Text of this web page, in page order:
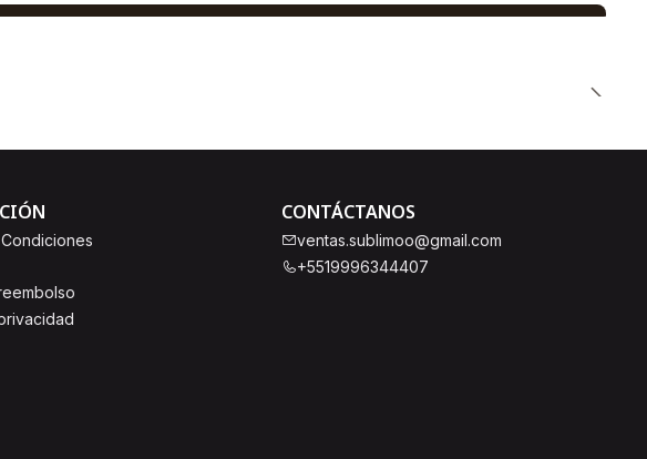
CONTÁCTANOS
ventas.sublimoo@gmail.com
+5519996344407